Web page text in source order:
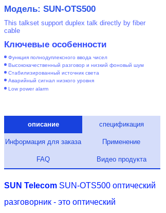
Модель: SUN-OTS500
This talkset support duplex talk directly by fiber
cable
Ключевые особенности
Функция полнодуплексного ввода чисел
Высококачественный разговор и низкий фоновый шум
Стабилизированный источник света
Аварийный сигнал низкого уровня
Low power alarm
описание спецификация
Информация для заказа Применение
FAQ Видео продукта
SUN Telecom SUN-OTS500 оптический
разговорник - это оптический